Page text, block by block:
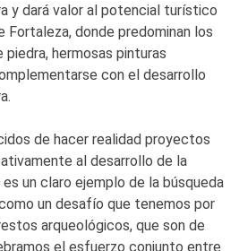
y dará valor al potencial turístico
donde predominan los
hermosas pinturas
con el desarrollo
de hacer realidad proyectos
al desarrollo de la
un claro ejemplo de la búsqueda
un desafío que tenemos por
arqueológicos, que son de
el esfuerzo conjunto entre